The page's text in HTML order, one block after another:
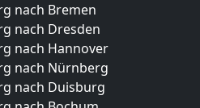
nach Bremen
nach Dresden
nach Hannover
nach Nürnberg
nach Duisburg